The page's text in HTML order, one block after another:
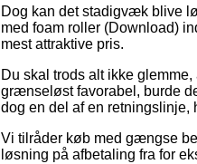
Dog kan det stadigvæk blive
med foam roller (Download)
mest attraktive pris.
Du skal trods alt ikke
grænseløst favorabel, burde
dog en del af en
Vi tilråder køb med gængse
løsning på afbetaling fra for